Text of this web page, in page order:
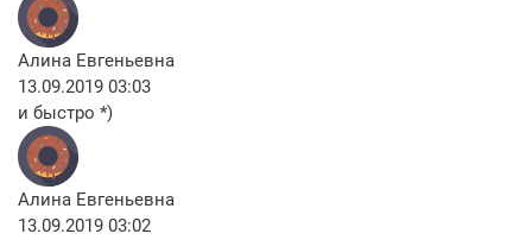
Алина Евгеньевна
13.09.2019 03:03
и быстро *)
Алина Евгеньевна
13.09.2019 03:02